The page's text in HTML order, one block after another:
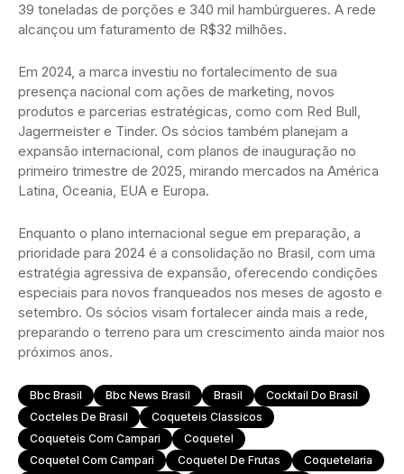
39 toneladas de porções e 340 mil hambúrgueres. A rede
alcançou um faturamento de R$32 milhões.
Em 2024, a marca investiu no fortalecimento de sua
presença nacional com ações de marketing, novos
produtos e parcerias estratégicas, como com Red Bull,
Jagermeister e Tinder. Os sócios também planejam a
expansão internacional, com planos de inauguração no
primeiro trimestre de 2025, mirando mercados na América
Latina, Oceania, EUA e Europa.
Enquanto o plano internacional segue em preparação, a
prioridade para 2024 é a consolidação no Brasil, com uma
estratégia agressiva de expansão, oferecendo condições
especiais para novos franqueados nos meses de agosto e
setembro. Os sócios visam fortalecer ainda mais a rede,
preparando o terreno para um crescimento ainda maior nos
próximos anos.
Bbc Brasil Bbc News Brasil Brasil
Cocktail Do Brasil
Cocteles De Brasil
Coqueteis Classicos
Coqueteis Com Campari
Coquetel
Coquetel Com Campari
Coquetel De Frutas
Coquetelaria